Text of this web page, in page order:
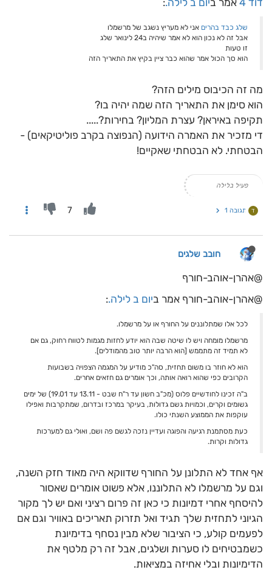
דוד 4 אמר ביום ב לילה.:
שלג כבד בהרים אני לא מעריץ נשגב של מרשמלו
אבל זה לא נכון הוא לא אמר שיהיה ב24 לינואר שלג
זו טעות
הוא סך הכול אמר שהוא כבר ציין בקיץ את התאריך הזה
מה זה הכיבוס מילים הזה?
הוא סימן את התאריך הזה שמה יהיה בו?
תקיפה באיראן? עצרת המליון? בחירות?.....
די מזכיר את האמרה הידועה (הנפוצה בקרב פוליטיקאים) -
הבטחתי. לא הבטחתי שאקיים!
פעיל בלילה
ד תגובה 1 7
חובב שלגים
@אהרן-אוהב-חורף
@אהרן-אוהב-חורף אמר ביום ב לילה.:
לכל אלו שמתלוננים על החורף או על מרשמלו.
מרשמלו מומחה ויש לו שיטה שבה הוא יודע לחזות מגמות לטווח רחוק, גם אם
לא תמיד זה מתממש [הוא הרבה יותר טוב מהמודלים].
הוא לא חוזר בו משום תחזית, סה"כ מודיע על המגמה הצפויה בשבועות
הקרובים כפי שהוא רואה אותה, וכך אומרים גם חזאים אחרים.
ב"ה זכינו לחודשיים פלוס (מכ"ב חשון עד ר"ח שבט - 13.11 עד 19.01) של ימים
גשומים וקרים, וכמויות גשם גדולות, בעיקר במרכז ובדרום, שמתקרבות ואפילו
עוקפות את הממוצע השנתי כולו.
כעת מסתמנת רגיעה והפוגה ועדיין נזכה לגשם פה ושם, ואולי גם למערכות
גדולות וקרות.
אף אחד לא התלונן על החורף שדווקא היה מאוד חזק השנה,
וגם על מרשמלו לא התלוננו, אלא פשוט אומרים שאסור
להיסחף אחרי דמיונות כי כאן זה פרום רציני ואם יש לך מקור
הגיוני לתחזית שלך תגיד ואל תזרוק תאריכים באוויר וגם אם
לפעמים קולע, כי הציבור שלא מבין נסחף בדימיונת
כשמבטיחים לו סערות ושלגים, אבל זה רק מלטף את
הדימיונות ובלי אחיזה במציאות.